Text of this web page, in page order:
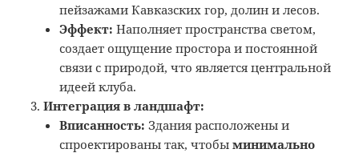
пейзажами Кавказских гор, долин и лесов.
Эффект: Наполняет пространства светом,
создает ощущение простора и постоянной
связи с природой, что является центральной
идеей клуба.
Интеграция в ландшафт:
Вписанность: Здания расположены и
спроектированы так, чтобыминимально